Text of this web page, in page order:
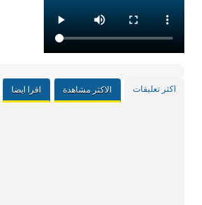
اكثر تعليقات الاكثر مشاهدة اقرا ايضا